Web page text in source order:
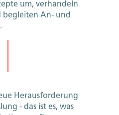
um, verhandeln
begleiten An- und
Herausforderung
- das ist es, was